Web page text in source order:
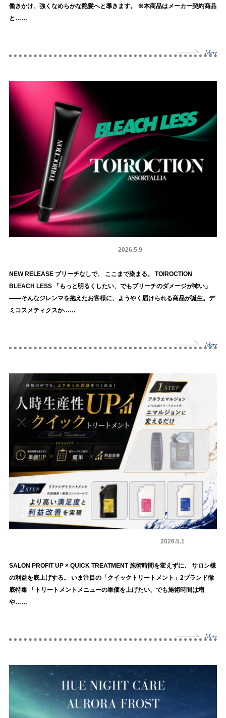
働きかけ、強くなめらかな艶髪へと導きます。 ※本商品はメーカー契約商品
と……
2026.5.9
NEW RELEASE ブリーチなしで、 ここまで染まる。 TOIROCTION
BLEACH LESS 「もっと明るくしたい、でもブリーチのダメージが怖い」
——そんなジレンマを抱えたお客様に、ようやく届けられる商品が誕生。デ
ミコスメティクスか……
2026.5.1
SALON PROFIT UP × QUICK TREATMENT 施術時間を変えずに、 サロン様
の利益を底上げする。 いま注目の「クイックトリートメント」2ブランド徹
底特集 「トリートメントメニューの単価を上げたい、でも施術時間は増
や……